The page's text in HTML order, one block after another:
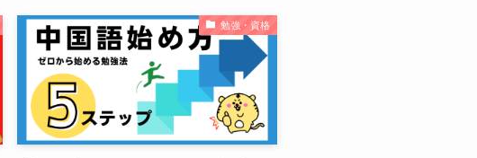
勉強・資格